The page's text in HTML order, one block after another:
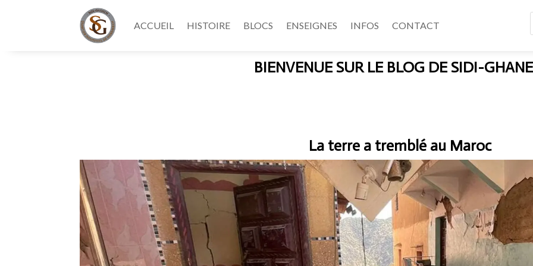
ACCUEIL HISTOIRE BLOCS ENSEIGNES INFOS CONTACT
BIENVENUE SUR LE BLOG DE SIDI-
La terre a tremblé au Maroc